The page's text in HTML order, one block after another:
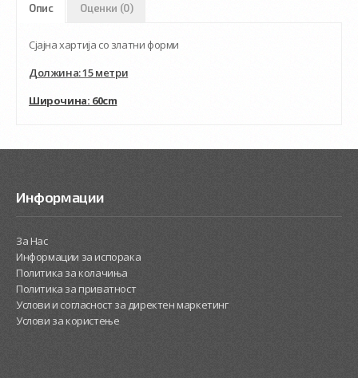
Опис Оценки (0)
Сјајна хартија со златни форми
Должина: 15 метри
Широчина: 60cm
Информации
За Нас
Информации за испорака
Политика за колачиња
Политика за приватност
Услови и согласност за директен маркетинг
Услови за користење